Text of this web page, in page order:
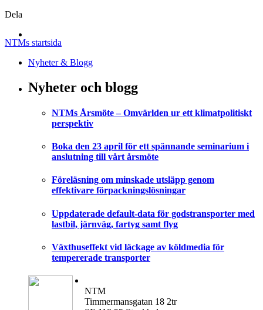
Dela
NTMs startsida
Nyheter & Blogg
Nyheter och blogg
NTMs Årsmöte – Omvärlden ur ett klimatpolitiskt
perspektiv
Boka den 23 april för ett spännande seminarium i
anslutning till vårt årsmöte
Föreläsning om minskade utsläpp genom
effektivare förpackningslösningar
Uppdaterade default-data för godstransporter med
lastbil, järnväg, fartyg samt flyg
Växthuseffekt vid läckage av köldmedia för
tempererade transporter
NTM
Timmermansgatan 18 2tr